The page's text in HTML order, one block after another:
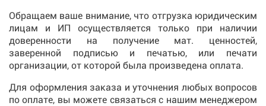
Обращаем ваше внимание, что отгрузка юридическим
лицам и ИП осуществляется только при наличии
доверенности на получение мат. ценностей,
заверенной подписью и печатью, или печати
организации, от которой была произведена оплата.
Для оформления заказа и уточнения любых вопросов
по оплате, вы можете связаться с нашим менеджером